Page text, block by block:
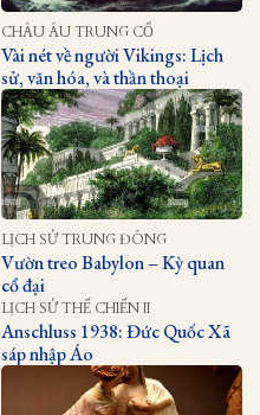
CHÂU ÂU TRUNG CỔ
Vài nét về người Vikings: Lịch
sử, văn hóa, và thần thoại
LỊCH SỬ TRUNG ĐÔNG
Vườn treo Babylon – Kỳ quan
cổ đại
LỊCH SỬ THẾ CHIẾN II
Anschluss 1938: Đức Quốc Xã
sáp nhập Áo